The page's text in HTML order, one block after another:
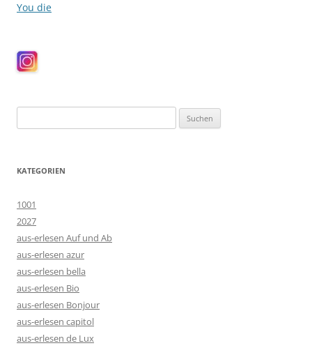
You die
nach:
KATEGORIEN
1001
2027
aus-erlesen Auf und Ab
aus-erlesen azur
aus-erlesen bella
aus-erlesen Bio
aus-erlesen Bonjour
aus-erlesen capitol
aus-erlesen de Lux